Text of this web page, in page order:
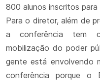
800 alunos inscritos para
Para o diretor, além de
a conferência tem
mobilização do poder
gente está envolvendo
conferência porque o